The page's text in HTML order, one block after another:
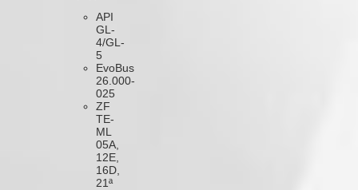
API
GL-
4/GL-
5
EvoBus
26.000-
025
ZF
TE-
ML
05A,
12E,
16D,
21ª